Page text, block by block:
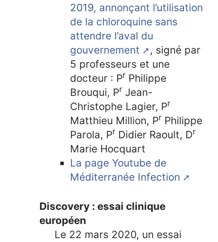
2019, annonçant l’utilisation
de la chloroquine sans
attendre l’aval du
gouvernement
, signé par
5 professeurs et une
docteur : PrPhilippe
Brouqui, PrJean-
Christophe Lagier, Pr
Matthieu Million, PrPhilippe
Parola, PrDidier Raoult, Dr
Marie Hocquart
La page Youtube de
Méditerranée Infection
Discovery : essai clinique
européen
Le 22 mars 2020, un essai